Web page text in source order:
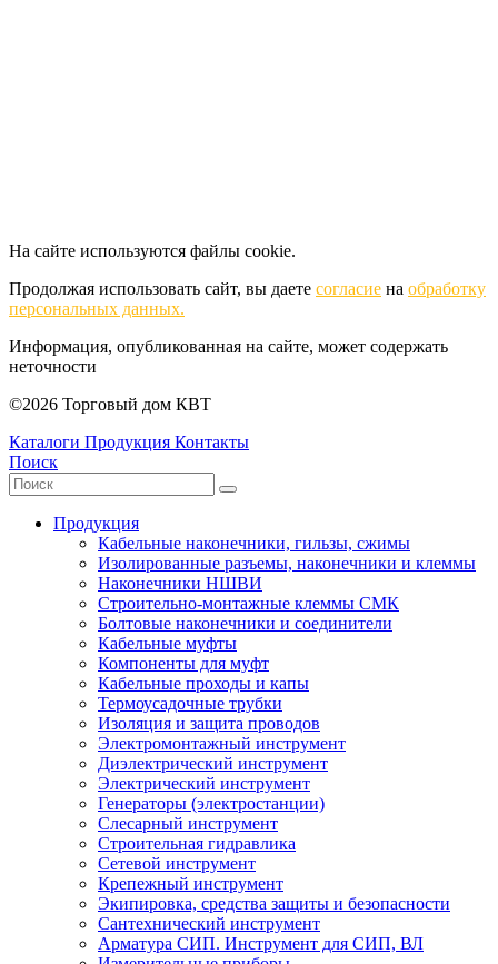
На сайте используются файлы cookie.
Продолжая использовать сайт, вы даете согласие на обработку
персональных данных.
Информация, опубликованная на сайте, может содержать
неточности
©2026 Торговый дом КВТ
Каталоги Продукция Контакты
Поиск
Продукция
Кабельные наконечники, гильзы, сжимы
Изолированные разъемы, наконечники и клеммы
Наконечники НШВИ
Строительно-монтажные клеммы СМК
Болтовые наконечники и соединители
Кабельные муфты
Компоненты для муфт
Кабельные проходы и капы
Термоусадочные трубки
Изоляция и защита проводов
Электромонтажный инструмент
Диэлектрический инструмент
Электрический инструмент
Генераторы (электростанции)
Слесарный инструмент
Строительная гидравлика
Сетевой инструмент
Крепежный инструмент
Экипировка, средства защиты и безопасности
Сантехнический инструмент
Арматура СИП. Инструмент для СИП, ВЛ